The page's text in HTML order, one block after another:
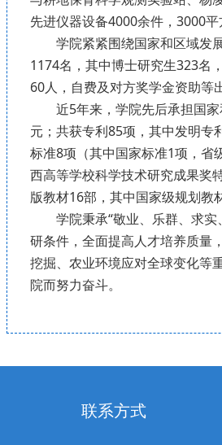
先进仪器设备4000余件，3000
学院紧紧围绕国家和区域发
1174名，其中博士研究生323名
60人，自费及对方奖学金资助等
近5年来，学院先后承担国
元；共获专利85项，其中发明专
标准8项（其中国家标准1项，省
西高等学校科学技术研究成果奖
版教材16部，其中国家级规划教
学院秉承“敬业、乐群、求
研条件，全面提高人才培养质量
挖掘、农业环境应对全球变化等
院而努力奋斗。
联系方式